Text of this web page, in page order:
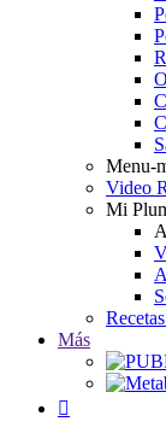
Menu-
Video
Mi
Más
